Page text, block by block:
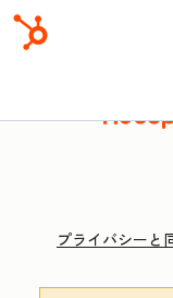
プライバシーと